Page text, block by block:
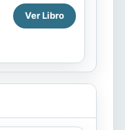
Ver Libro